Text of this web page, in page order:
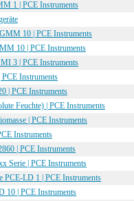
1 | PCE Instruments
10 | PCE Instruments
10 | PCE Instruments
3 | PCE Instruments
Instruments
| PCE Instruments
Feuchte) | PCE Instruments
| PCE Instruments
Instruments
| PCE Instruments
Serie | PCE Instruments
PCE-LD 1 | PCE Instruments
10 | PCE Instruments